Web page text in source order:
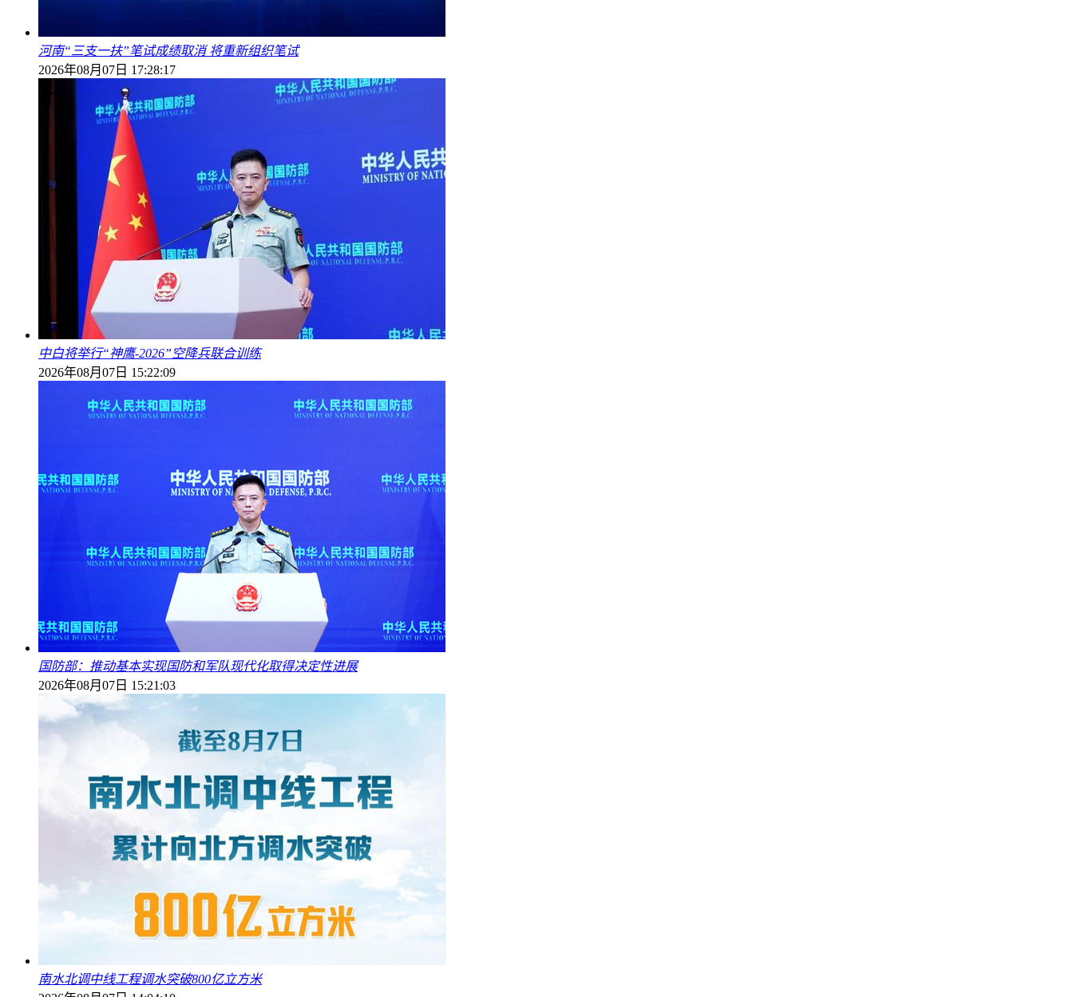
河南“三支一扶”笔试成绩取消 将重新组织笔试
2026年08月07日 17:28:17
中白将举行“神鹰-2026”空降兵联合训练
2026年08月07日 15:22:09
国防部：推动基本实现国防和军队现代化取得决定性进展
2026年08月07日 15:21:03
南水北调中线工程调水突破800亿立方米